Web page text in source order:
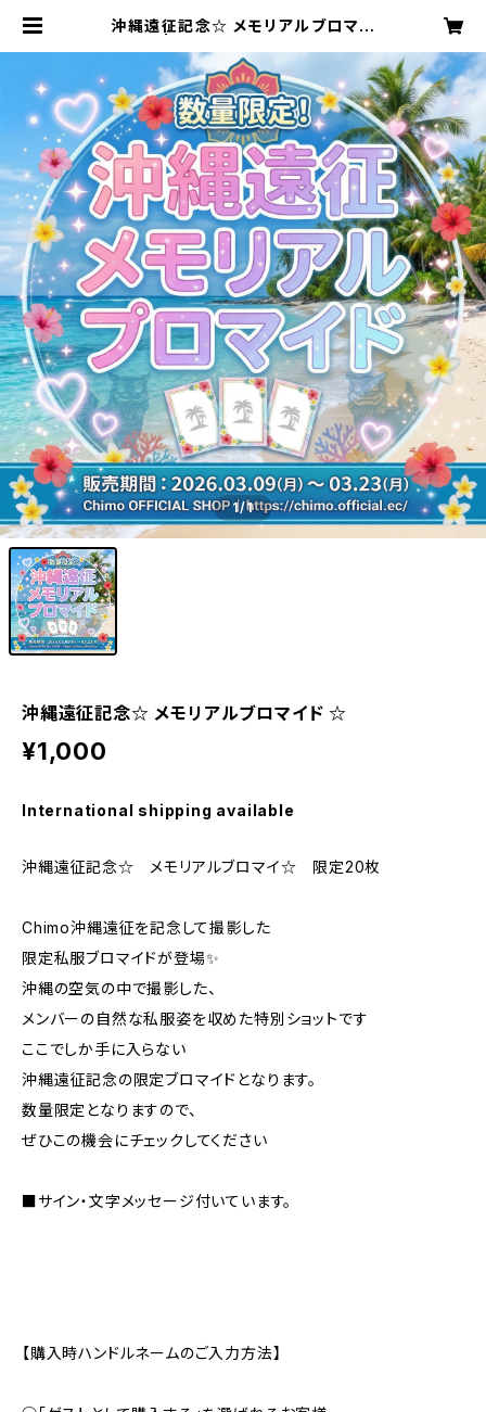
沖縄遠征記念☆ メモリアルブロマイ
1/1
沖縄遠征記念☆ メモリアルブロマイド ☆
¥1,000
International shipping available
沖縄遠征記念☆ メモリアルブロマイ☆ 限定20枚
Chimo沖縄遠征を記念して撮影した
限定私服ブロマイドが登場✨
沖縄の空気の中で撮影した、
メンバーの自然な私服姿を収めた特別ショットです
ここでしか手に入らない
沖縄遠征記念の限定ブロマイドとなります。
数量限定となりますので、
ぜひこの機会にチェックしてください
■サイン・文字メッセージ付いています。
【購入時ハンドルネームのご入力方法】